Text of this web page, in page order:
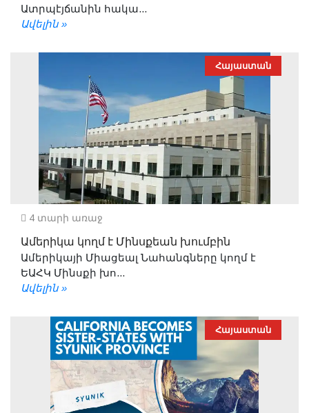
Ատրպէյճանին հակա...
Ավելին »
Հայաստան
4 տարի առաջ
Ամերիկա կողմ է Մինսքեան խումբին
Ամերիկայի Միացեալ Նահանգները կողմ է
ԵԱՀԿ Մինսքի խո...
Ավելին »
Հայաստան